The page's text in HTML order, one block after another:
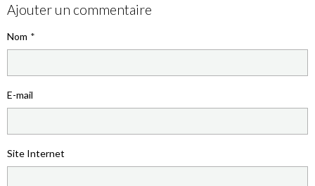
Ajouter un commentaire
Nom
E-mail
Site Internet